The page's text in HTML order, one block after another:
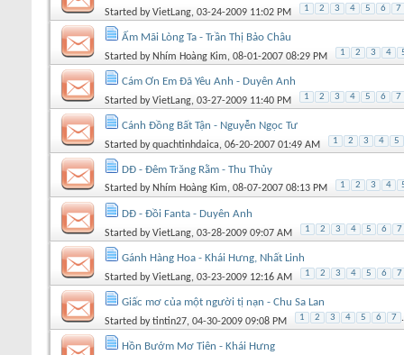
Started byVietLang, 03-24-2009 11:02 PM 1 2 3 4 5 6 7
Ấm Mãi Lòng Ta - Trần Thị Bảo Châu
Started by Nhím Hoàng Kim, 08-01-2007 08:29 PM 1 2 3 4
Cám Ơn Em Đã Yêu Anh - Duyên Anh
Started byVietLang, 03-27-2009 11:40 PM 1 2 3 4 5 6 7
Cánh Đồng Bất Tận - Nguyễn Ngọc Tư
Started byquachtinhdaica, 06-20-2007 01:49 AM 1 2 3 4 5
DĐ - Đêm Trăng Rằm - Thu Thủy
Started by Nhím Hoàng Kim, 08-07-2007 08:13 PM 1 2 3 4
DĐ - Đồi Fanta - Duyên Anh
Started byVietLang, 03-28-2009 09:07 AM 1 2 3 4 5 6 7
Gánh Hàng Hoa - Khái Hưng, Nhất Linh
Started byVietLang, 03-23-2009 12:16 AM 1 2 3 4 5 6 7
Giấc mơ của một người tị nạn - Chu Sa Lan
Started bytintin27, 04-30-2009 09:08 PM 1 2 3 4 5 6 7
Hồn Bướm Mơ Tiên - Khái Hưng